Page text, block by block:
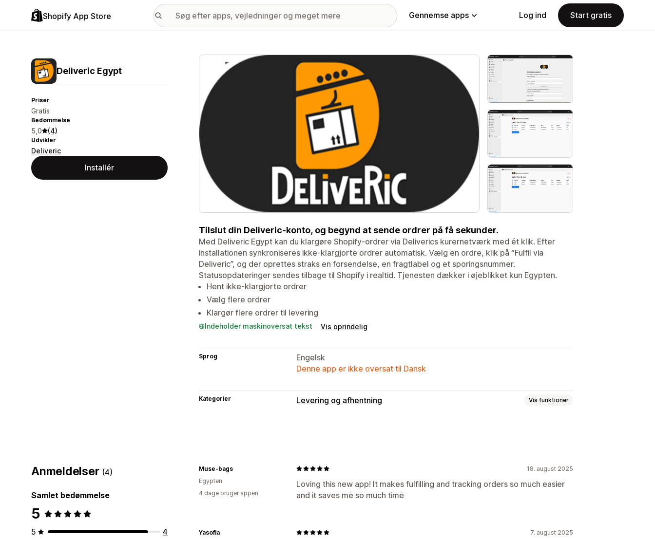
Shopify App Store Gennemse apps Log ind Start gratis
Deliveric Egypt
Priser
Gratis
Bedømmelse
5,0 (4)
Udvikler
Deliveric
Installér
Galleri med udvalgte billeder
Tilslut din Deliveric-konto, og begynd at sende ordrer på få sekunder.
Med Deliveric Egypt kan du klargøre Shopify-ordrer via Deliverics kurernetværk med ét klik. Efter
installationen synkroniseres ikke-klargjorte ordrer automatisk. Vælg en ordre, klik på “Fulfil via
Deliveric”, og der oprettes straks en forsendelse, en fragtlabel og et sporingsnummer.
Statusopdateringer sendes tilbage til Shopify i realtid. Tjenesten dækker i øjeblikket kun Egypten.
Hent ikke-klargjorte ordrer
Vælg flere ordrer
Klargør flere ordrer til levering
Indeholder maskinoversat tekst Vis oprindelig
Sprog
Engelsk
Denne app er ikke oversat til Dansk
Kategorier Levering og afhentning Vis funktioner
Afhentningsmuligheder
I butikken Flere lokationer Planlægning
Anmeldelser (4)
Samlet bedømmelse
5
5
4
18. august 2025
Loving this new app! It makes fulfilling and tracking orders so much easier
and it saves me so much time
Muse-bags
Egypten
4 dage bruger appen
7. august 2025
Yasofia